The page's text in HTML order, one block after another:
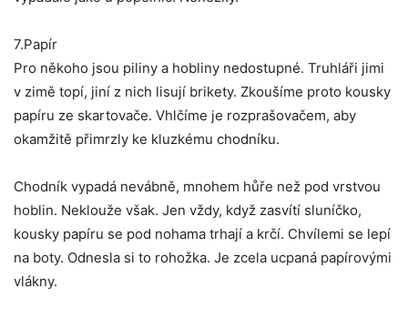
7.Papír
Pro někoho jsou piliny a hobliny nedostupné. Truhláři jimi
v zimě topí, jiní z nich lisují brikety. Zkoušíme proto kousky
papíru ze skartovače. Vhlčíme je rozprašovačem, aby
okamžitě přimrzly ke kluzkému chodníku.
Chodník vypadá nevábně, mnohem hůře než pod vrstvou
hoblin. Neklouže však. Jen vždy, když zasvítí sluníčko,
kousky papíru se pod nohama trhají a krčí. Chvílemi se lepí
na boty. Odnesla si to rohožka. Je zcela ucpaná papírovými
vlákny.